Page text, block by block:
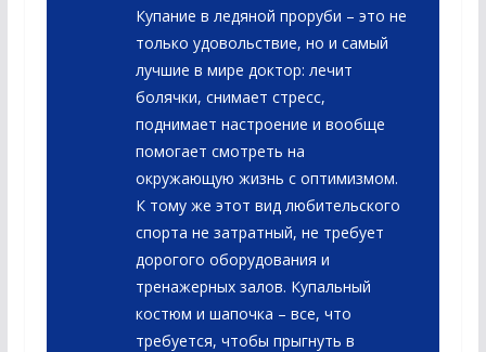
Купание в ледяной проруби – это не
только удовольствие, но и самый
лучшие в мире доктор: лечит
болячки, снимает стресс,
поднимает настроение и вообще
помогает смотреть на
окружающую жизнь с оптимизмом.
К тому же этот вид любительского
спорта не затратный, не требует
дорогого оборудования и
тренажерных залов. Купальный
костюм и шапочка – все, что
требуется, чтобы прыгнуть в